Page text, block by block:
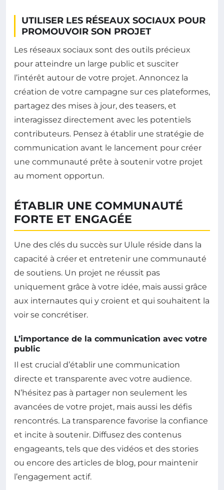
UTILISER LES RÉSEAUX SOCIAUX POUR
PROMOUVOIR SON PROJET
Les réseaux sociaux sont des outils précieux
pour atteindre un large public et susciter
l’intérêt autour de votre projet. Annoncez la
création de votre campagne sur ces plateformes,
partagez des mises à jour, des teasers, et
interagissez directement avec les potentiels
contributeurs. Pensez à établir une stratégie de
communication avant le lancement pour créer
une communauté prête à soutenir votre projet
au moment opportun.
ÉTABLIR UNE COMMUNAUTÉ
FORTE ET ENGAGÉE
Une des clés du succès sur Ulule réside dans la
capacité à créer et entretenir une communauté
de soutiens. Un projet ne réussit pas
uniquement grâce à votre idée, mais aussi grâce
aux internautes qui y croient et qui souhaitent la
voir se concrétiser.
L’importance de la communication avec votre
public
Il est crucial d’établir une communication
directe et transparente avec votre audience.
N’hésitez pas à partager non seulement les
avancées de votre projet, mais aussi les défis
rencontrés. La transparence favorise la confiance
et incite à soutenir. Diffusez des contenus
engageants, tels que des vidéos et des stories
ou encore des articles de blog, pour maintenir
l’engagement actif.